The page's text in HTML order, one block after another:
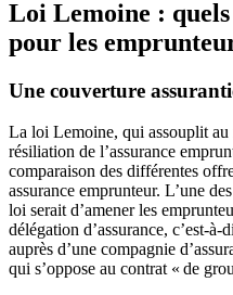
Loi Lemoine :
pour les
Une couverture
La loi Lemoine, qui assouplit
résiliation de l’assurance
comparaison des différentes
assurance emprunteur. L’une
loi serait d’amener les
délégation d’assurance, c’est-
auprès d’une compagnie
qui s’oppose au contrat « de